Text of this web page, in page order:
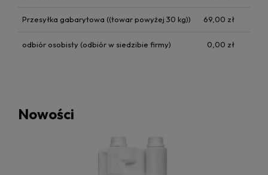
Przesyłka gabarytowa ((towar powyżej 30 kg)) 69,00 zł
odbiór osobisty(odbiór w siedzibie firmy) 0,00 zł
Nowości